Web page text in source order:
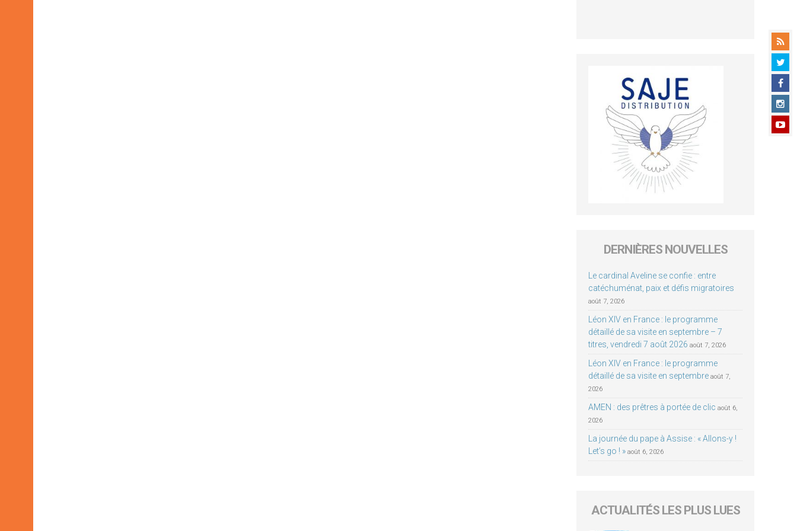
DERNIÈRES NOUVELLES
Le cardinal Aveline se confie : entre
catéchuménat, paix et défis migratoires
août 7, 2026
Léon XIV en France : le programme
détaillé de sa visite en septembre – 7
titres, vendredi 7 août 2026 août 7, 2026
Léon XIV en France : le programme
détaillé de sa visite en septembre août 7,
2026
AMEN : des prêtres à portée de clic août 6,
2026
La journée du pape à Assise : « Allons-y !
Let’s go ! » août 6, 2026
ACTUALITÉS LES PLUS LUES